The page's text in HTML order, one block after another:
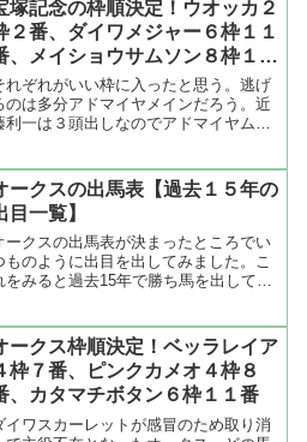
塚記念の枠順決定！ウオッカ２
２番、ダイワメジャー６枠１１
、メイショウサムソン８枠１７
れぞれがいい枠に入ったと思う。逃げ
のは多分アドマイヤメインだろう。近
利一は３頭出しなのでアドマイヤムー
ルク、シャドウゲイト辺りが絡んでくる
。ダイワメジャーはペー...
ークスの出馬表【過去１５年の
目一覧】
ークスの出馬表が決まったところでい
ものように出目を出してみました。こ
をみると過去15年で勝ち馬を出してい
、５、１３、１６番。出走馬に照らし
わせてみると良い馬番を...
ークス枠順決定！ベッラレイア
枠７番、ピンクカメオ４枠８
、カタマチボタン６枠１１番
イワスカーレットが感冒のため取り消